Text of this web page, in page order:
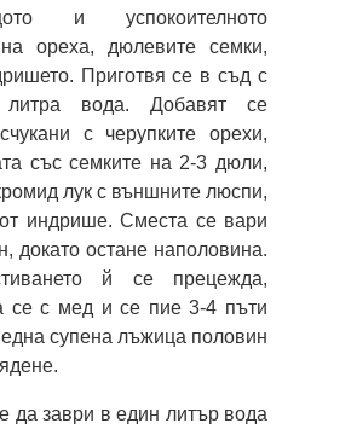
и успокоителното
ореха, дюлевите семки,
Приготвя се в съд с
вода. Добавят се
с черупките орехи,
със семките на 2-3 дюли,
лук с външните люспи,
индрише. Сместа се вари
докато остане наполовина.
й се прецежда,
се с мед и се пие 3-4 пъти
супена лъжица половин
да заври в един литър вода